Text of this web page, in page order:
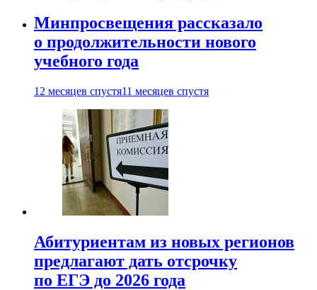
Минпросвещения рассказало
о продолжительности нового
учебного года
12 месяцев спустя11 месяцев спустя
Абитуриентам из новых регионов
предлагают дать отсрочку
по ЕГЭ до 2026 года